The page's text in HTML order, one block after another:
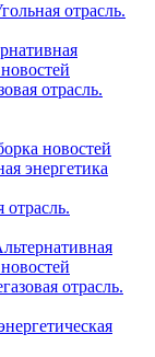
отрасль.
отрасль.
новостей
энергетика
отрасль.
отрасль.